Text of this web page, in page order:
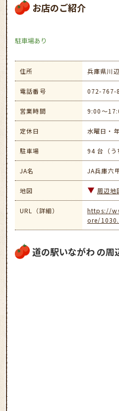
お店のご紹介
駐車場あり
住所 兵庫県川
電話番号 072-767-
営業時間 9:00～
定休日 水曜日・
駐車場 94 台（う
JA名 JA兵庫六
地図 周辺地
URL（詳細）
https://
ore/
道の駅いながわ の周